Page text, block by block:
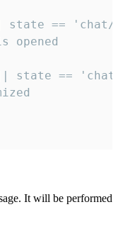
state ==
opened
state ==
It will be performed